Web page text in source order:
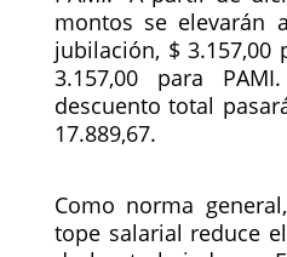
montos se elevarán
jubilación, $ 3.157,00
3.157,00 para
descuento total
17.889,67.
Como norma
tope salarial reduce